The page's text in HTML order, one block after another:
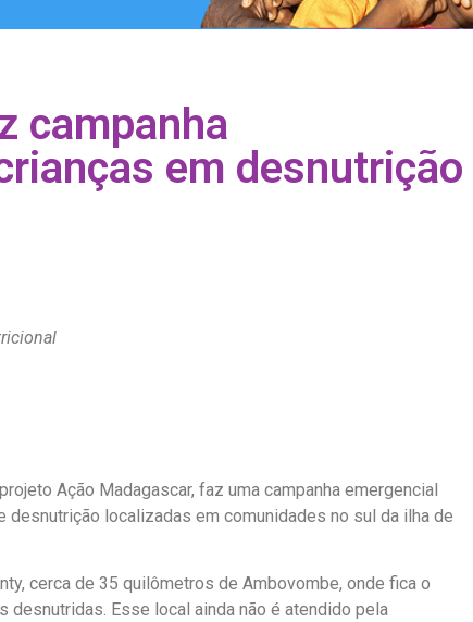
campanha
em desnutrição
Ação Madagascar, faz uma campanha emergencial
localizadas em comunidades no sul da ilha de
cerca de 35 quilômetros de Ambovombe, onde fica o
desnutridas. Esse local ainda não é atendido pela